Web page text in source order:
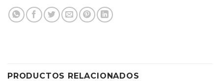
PRODUCTOS RELACIONADOS